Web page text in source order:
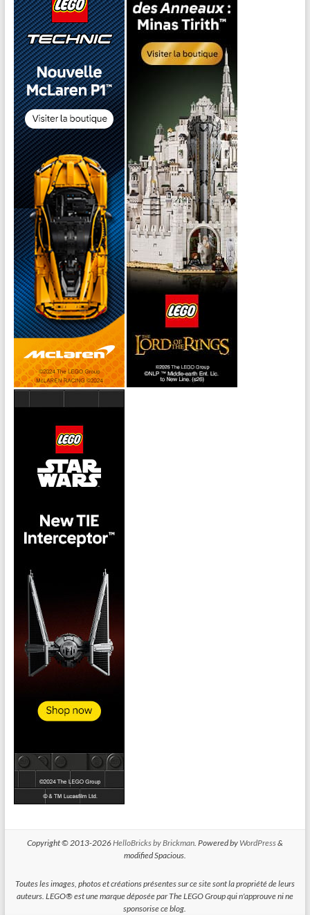
Copyright © 2013-2026HelloBricks by Brickman. Powered by WordPress&
modified Spacious.
Toutes les images, photos et créations présentes sur ce site sont la propriété de leurs
auteurs. LEGO® est une marque déposée par The LEGO Group qui n'approuve ni ne
sponsorise ce blog.